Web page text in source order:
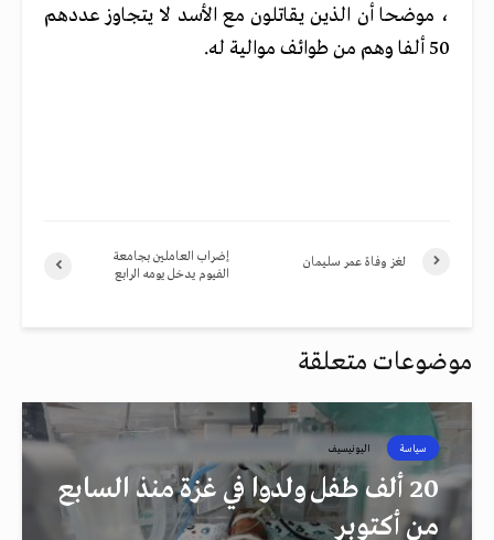
، موضحا أن الذين يقاتلون مع الأسد لا يتجاوز عددهم
50 ألفا وهم من طوائف موالية له.
إضراب العاملين بجامعة
الفيوم يدخل يومه الرابع
لغز وفاة عمر سليمان
موضوعات متعلقة
سياسة اليونيسيف
20 ألف طفل ولدوا في غزة منذ السابع
من أكتوبر